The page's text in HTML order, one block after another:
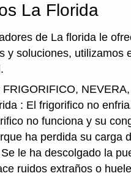
La Florida
de La florida le
y soluciones, utilizamos
: El frigorifico no
no funciona y su
ha perdida su carga
le ha descolgado la
ruidos extraños o